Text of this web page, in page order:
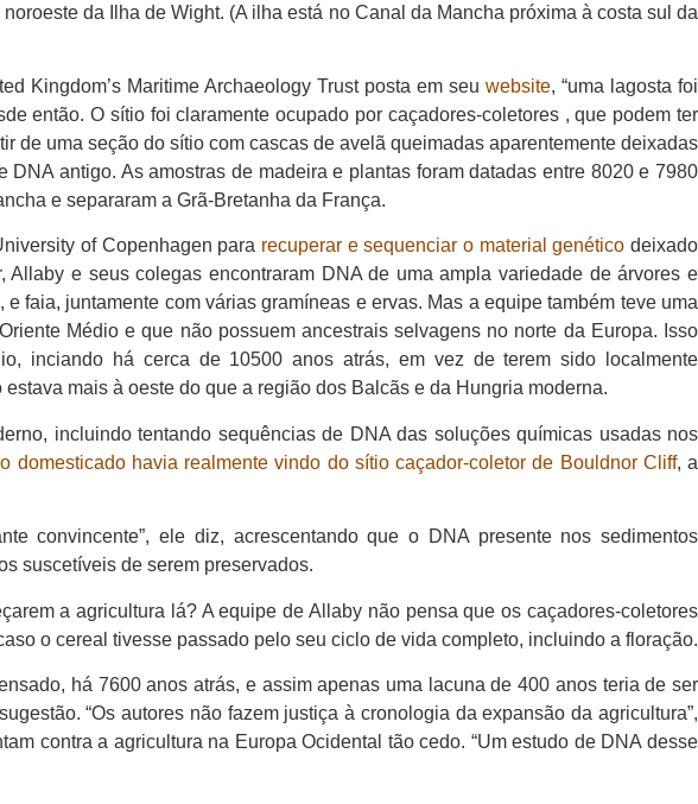
da Ilha de Wight. (A ilha está no Canal da Mancha próxima à costa sul da
Kingdom’s Maritime Archaeology Trust posta em seu website, “uma lagosta foi
então. O sítio foi claramente ocupado por caçadores-coletores , que podem ter
de uma seção do sítio com cascas de avelã queimadas aparentemente deixadas
antigo. As amostras de madeira e plantas foram datadas entre 8020 e 7980
e separaram a Grã-Bretanha da França.
of Copenhagen para recuperar e sequenciar o material genético deixado
e seus colegas encontraram DNA de uma ampla variedade de árvores e
faia, juntamente com várias gramíneas e ervas. Mas a equipe também teve uma
Médio e que não possuem ancestrais selvagens no norte da Europa. Isso
inciando há cerca de 10500 anos atrás, em vez de terem sido localmente
mais à oeste do que a região dos Balcãs e da Hungria moderna.
incluindo tentando sequências de DNA das soluções químicas usadas nos
domesticado havia realmente vindo do sítio caçador-coletor de Bouldnor Cliff, a
convincente”, ele diz, acrescentando que o DNA presente nos sedimentos
suscetíveis de serem preservados.
a agricultura lá? A equipe de Allaby não pensa que os caçadores-coletores
o cereal tivesse passado pelo seu ciclo de vida completo, incluindo a floração.
há 7600 anos atrás, e assim apenas uma lacuna de 400 anos teria de ser
“Os autores não fazem justiça à cronologia da expansão da agricultura”,
contra a agricultura na Europa Ocidental tão cedo. “Um estudo de DNA desse